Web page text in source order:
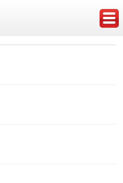
북5
5